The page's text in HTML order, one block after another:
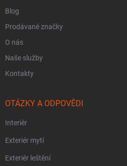
Blog
Prodávané značky
O nás
Naše služby
Kontakty
OTÁZKY A ODPOVĚDI
Interiér
Exteriér mytí
Exteriér leštění